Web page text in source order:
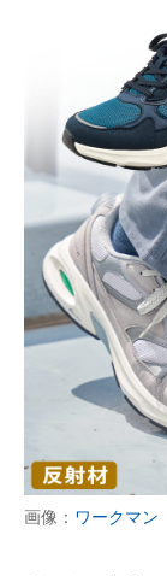
画像： ワークマン